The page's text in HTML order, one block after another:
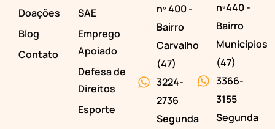
Doações
Blog
Contato
SAE
Emprego
Apoiado
Defesa de
Direitos
Esporte
nº 400 -
Bairro
Carvalho
(47)
3224-
2736
Segunda
nº440 -
Bairro
Municípios
(47)
3366-
3155
Segunda